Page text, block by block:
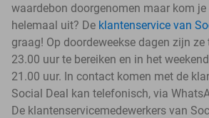
waardebon doorgenomen maar kom
helemaal uit? De klantenservice van
graag! Op doordeweekse dagen zijn ze
23.00 uur te bereiken en in het
21.00 uur. In contact komen met de
Social Deal kan telefonisch, via
De klantenservicemedewerkers van